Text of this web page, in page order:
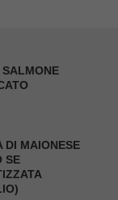
DI MAIONESE
SE